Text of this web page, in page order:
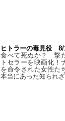
ヒトラーの毒見役 8/
食べて死ぬか？ 撃
トセラーを映画化！
を命令された女性た
本当にあった知られ